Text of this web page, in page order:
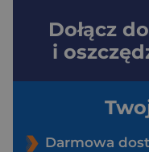
Dołącz do
i
Darmowa